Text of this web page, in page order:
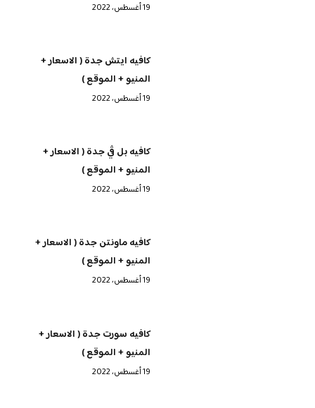
19 أغسطس، 2022
كافيه ايتش جدة ( الاسعار +
المنيو + الموقع )
19 أغسطس، 2022
كافيه بل ڤي جدة ( الاسعار +
المنيو + الموقع )
19 أغسطس، 2022
كافيه ماونتن جدة ( الاسعار +
المنيو + الموقع )
19 أغسطس، 2022
كافيه سورت جدة ( الاسعار +
المنيو + الموقع )
19 أغسطس، 2022